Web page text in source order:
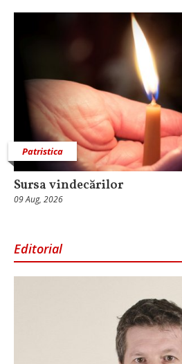
Patristica
Sursa vindecărilor
09 Aug, 2026
Editorial